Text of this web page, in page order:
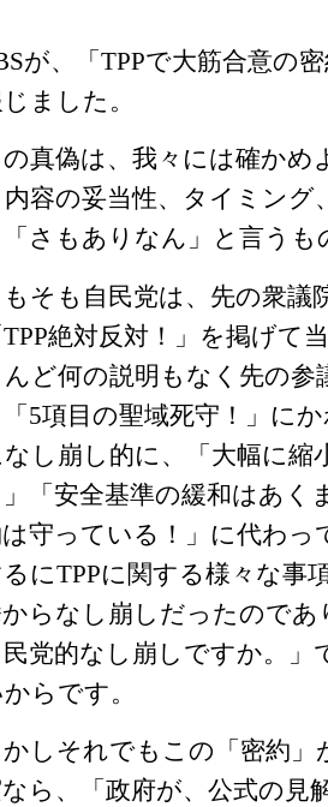
が、「TPPで大筋合意の
ました。
真偽は、我々には確かめ
容の妥当性、タイミング
「さもありなん」と言う
そも自民党は、先の衆議
絶対反対！」を掲げて
ど何の説明もなく先の参
5項目の聖域死守！」に
なし崩し的に、「大幅に縮
「安全基準の緩和はあく
守っている！」に代わっ
にTPPに関する様々な事
らなし崩しだったのであ
党的なし崩しですか。」
らです。
しそれでもこの「密約」
ら、「政府が、公式の見